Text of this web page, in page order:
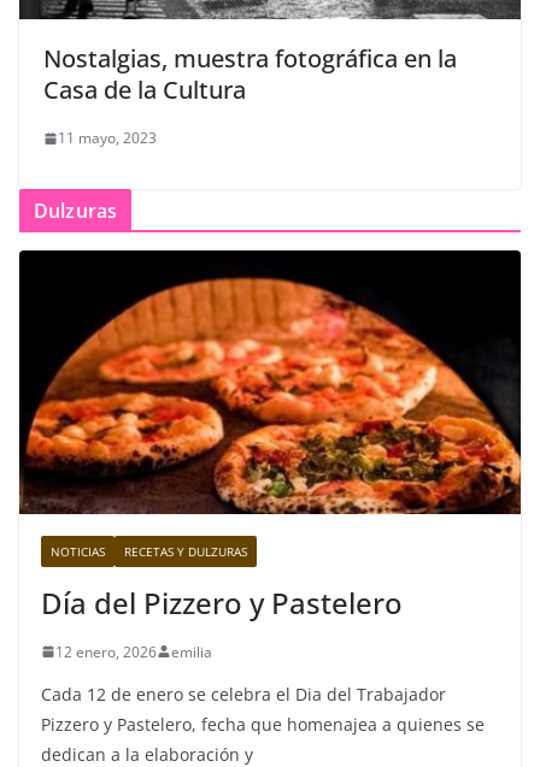
Nostalgias, muestra fotográfica en la
Casa de la Cultura
11 mayo, 2023
Dulzuras
NOTICIAS RECETAS Y DULZURAS
Día del Pizzero y Pastelero
12 enero, 2026 emilia
Cada 12 de enero se celebra el Dia del Trabajador
Pizzero y Pastelero, fecha que homenajea a quienes se
dedican a la elaboración y